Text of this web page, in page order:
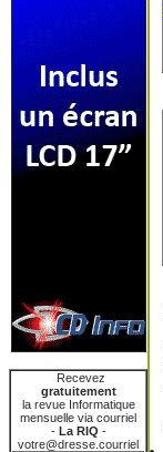
Recevez
gratuitement
la revue Informatique
mensuelle via courriel
- La RIQ -
votre@dresse.courriel